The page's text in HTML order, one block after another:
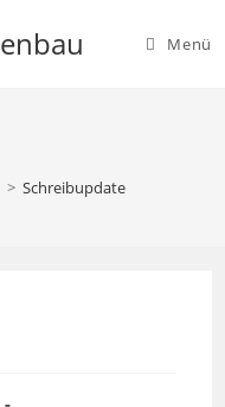
Menü
> Schreibupdate